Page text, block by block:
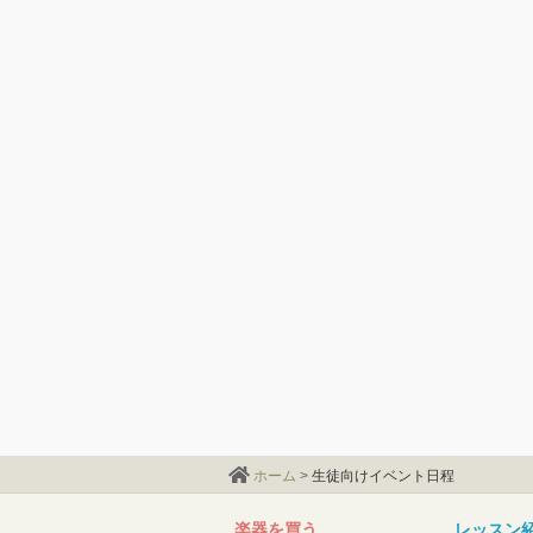
ホーム > 生徒向けイベント日程